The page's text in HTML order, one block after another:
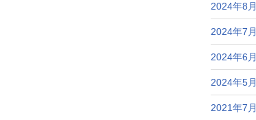
2024年8月
2024年7月
2024年6月
2024年5月
2021年7月